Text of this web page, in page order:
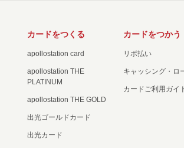
カードをつくる
apollostation card
apollostation THE
PLATINUM
apollostation THE GOLD
出光ゴールドカード
出光カード
カードをつかう
リボ払い
キャッシング・ロ
カードご利用ガイ